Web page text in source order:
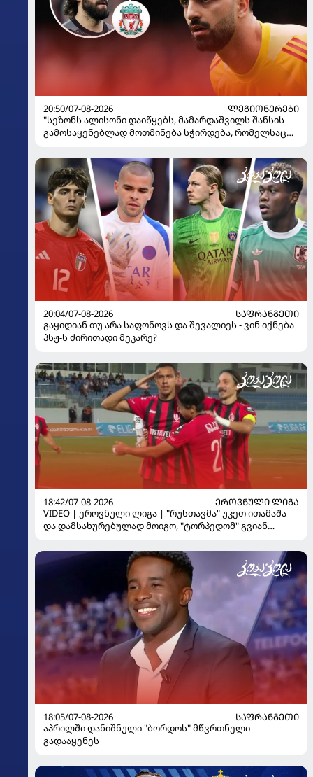
20:50/07-08-2026
ᲚᲔᲒᲘᲝᲜᲔᲠᲔᲑᲘ
"სეზონს ალისონი დაიწყებს, მამარდაშვილს შანსის
გამოსაყენებლად მოთმინება სჭირდება, რომელსაც
ყოფილმა მეკარემ
20:04/07-08-2026
ᲡᲐᲤᲠᲐᲜᲒᲔᲗᲘ
გაყიდიან თუ არა საფონოვს და შევალიეს - ვინ იქნება
პსჟ-ს ძირითადი მეკარე?
18:42/07-08-2026
ᲔᲠᲝᲕᲜᲣᲚᲘ ᲚᲘᲒᲐ
VIDEO | ეროვნული ლიგა | "რუსთავმა" უკეთ ითამაშა
და დამსახურებულად მოიგო, "ტორპედომ" გვიან
18:05/07-08-2026
ᲡᲐᲤᲠᲐᲜᲒᲔᲗᲘ
აპრილში დანიშნული "ბორდოს" მწვრთნელი
გადააყენეს